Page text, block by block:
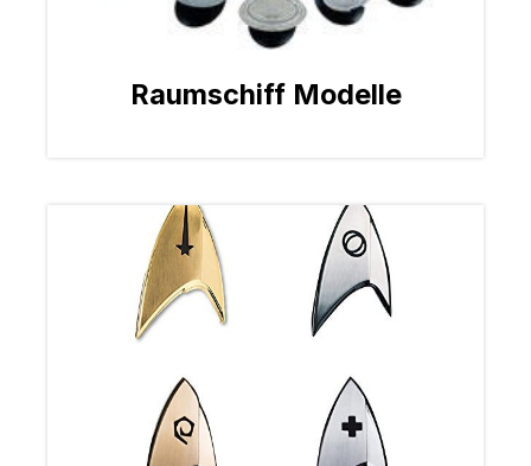
Raumschiff Modelle